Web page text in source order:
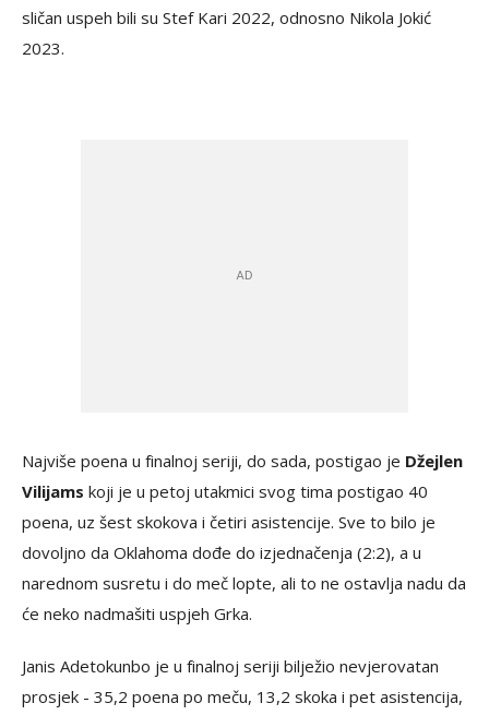
sličan uspeh bili su Stef Kari 2022, odnosno Nikola Jokić
2023.
Najviše poena u finalnoj seriji, do sada, postigao je Džejlen
Vilijams koji je u petoj utakmici svog tima postigao 40
poena, uz šest skokova i četiri asistencije. Sve to bilo je
dovoljno da Oklahoma dođe do izjednačenja (2:2), a u
narednom susretu i do meč lopte, ali to ne ostavlja nadu da
će neko nadmašiti uspjeh Grka.
Janis Adetokunbo je u finalnoj seriji bilježio nevjerovatan
prosjek - 35,2 poena po meču, 13,2 skoka i pet asistencija,